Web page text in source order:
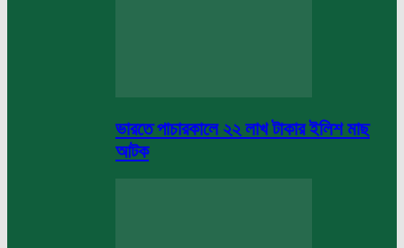
ভারতে পাচারকালে ২২ লাখ টাকার ইলিশ মাছ
আটক